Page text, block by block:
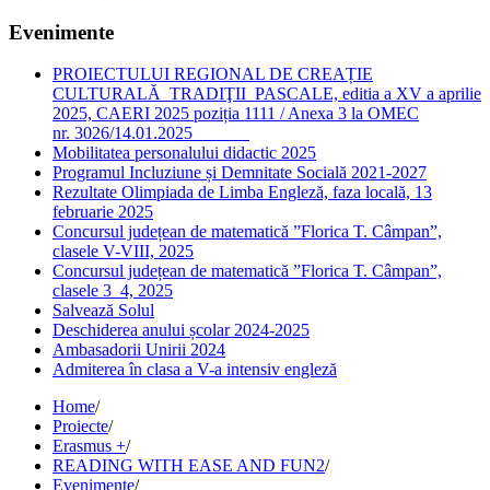
Evenimente
PROIECTULUI REGIONAL DE CREAȚIE
CULTURALĂ TRADIŢII PASCALE, editia a XV a aprilie
2025, CAERI 2025 poziția 1111 / Anexa 3 la OMEC
nr. 3026/14.01.2025
Mobilitatea personalului didactic 2025
Programul Incluziune și Demnitate Socială 2021-2027
Rezultate Olimpiada de Limba Engleză, faza locală, 13
februarie 2025
Concursul județean de matematică ”Florica T. Câmpan”,
clasele V-VIII, 2025
Concursul județean de matematică ”Florica T. Câmpan”,
clasele 3_4, 2025
Salvează Solul
Deschiderea anului școlar 2024-2025
Ambasadorii Unirii 2024
Admiterea în clasa a V-a intensiv engleză
Home/
Proiecte/
Erasmus +/
READING WITH EASE AND FUN2/
Evenimente/